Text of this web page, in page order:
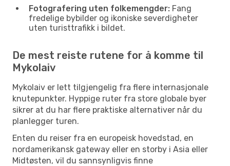
Fotografering uten folkemengder: Fang
fredelige bybilder og ikoniske severdigheter
uten turisttrafikk i bildet.
De mest reiste rutene for å komme til
Mykolaiv
Mykolaiv er lett tilgjengelig fra flere internasjonale
knutepunkter. Hyppige ruter fra store globale byer
sikrer at du har flere praktiske alternativer når du
planlegger turen.
Enten du reiser fra en europeisk hovedstad, en
nordamerikansk gateway eller en storby i Asia eller
Midtøsten, vil du sannsynligvis finne